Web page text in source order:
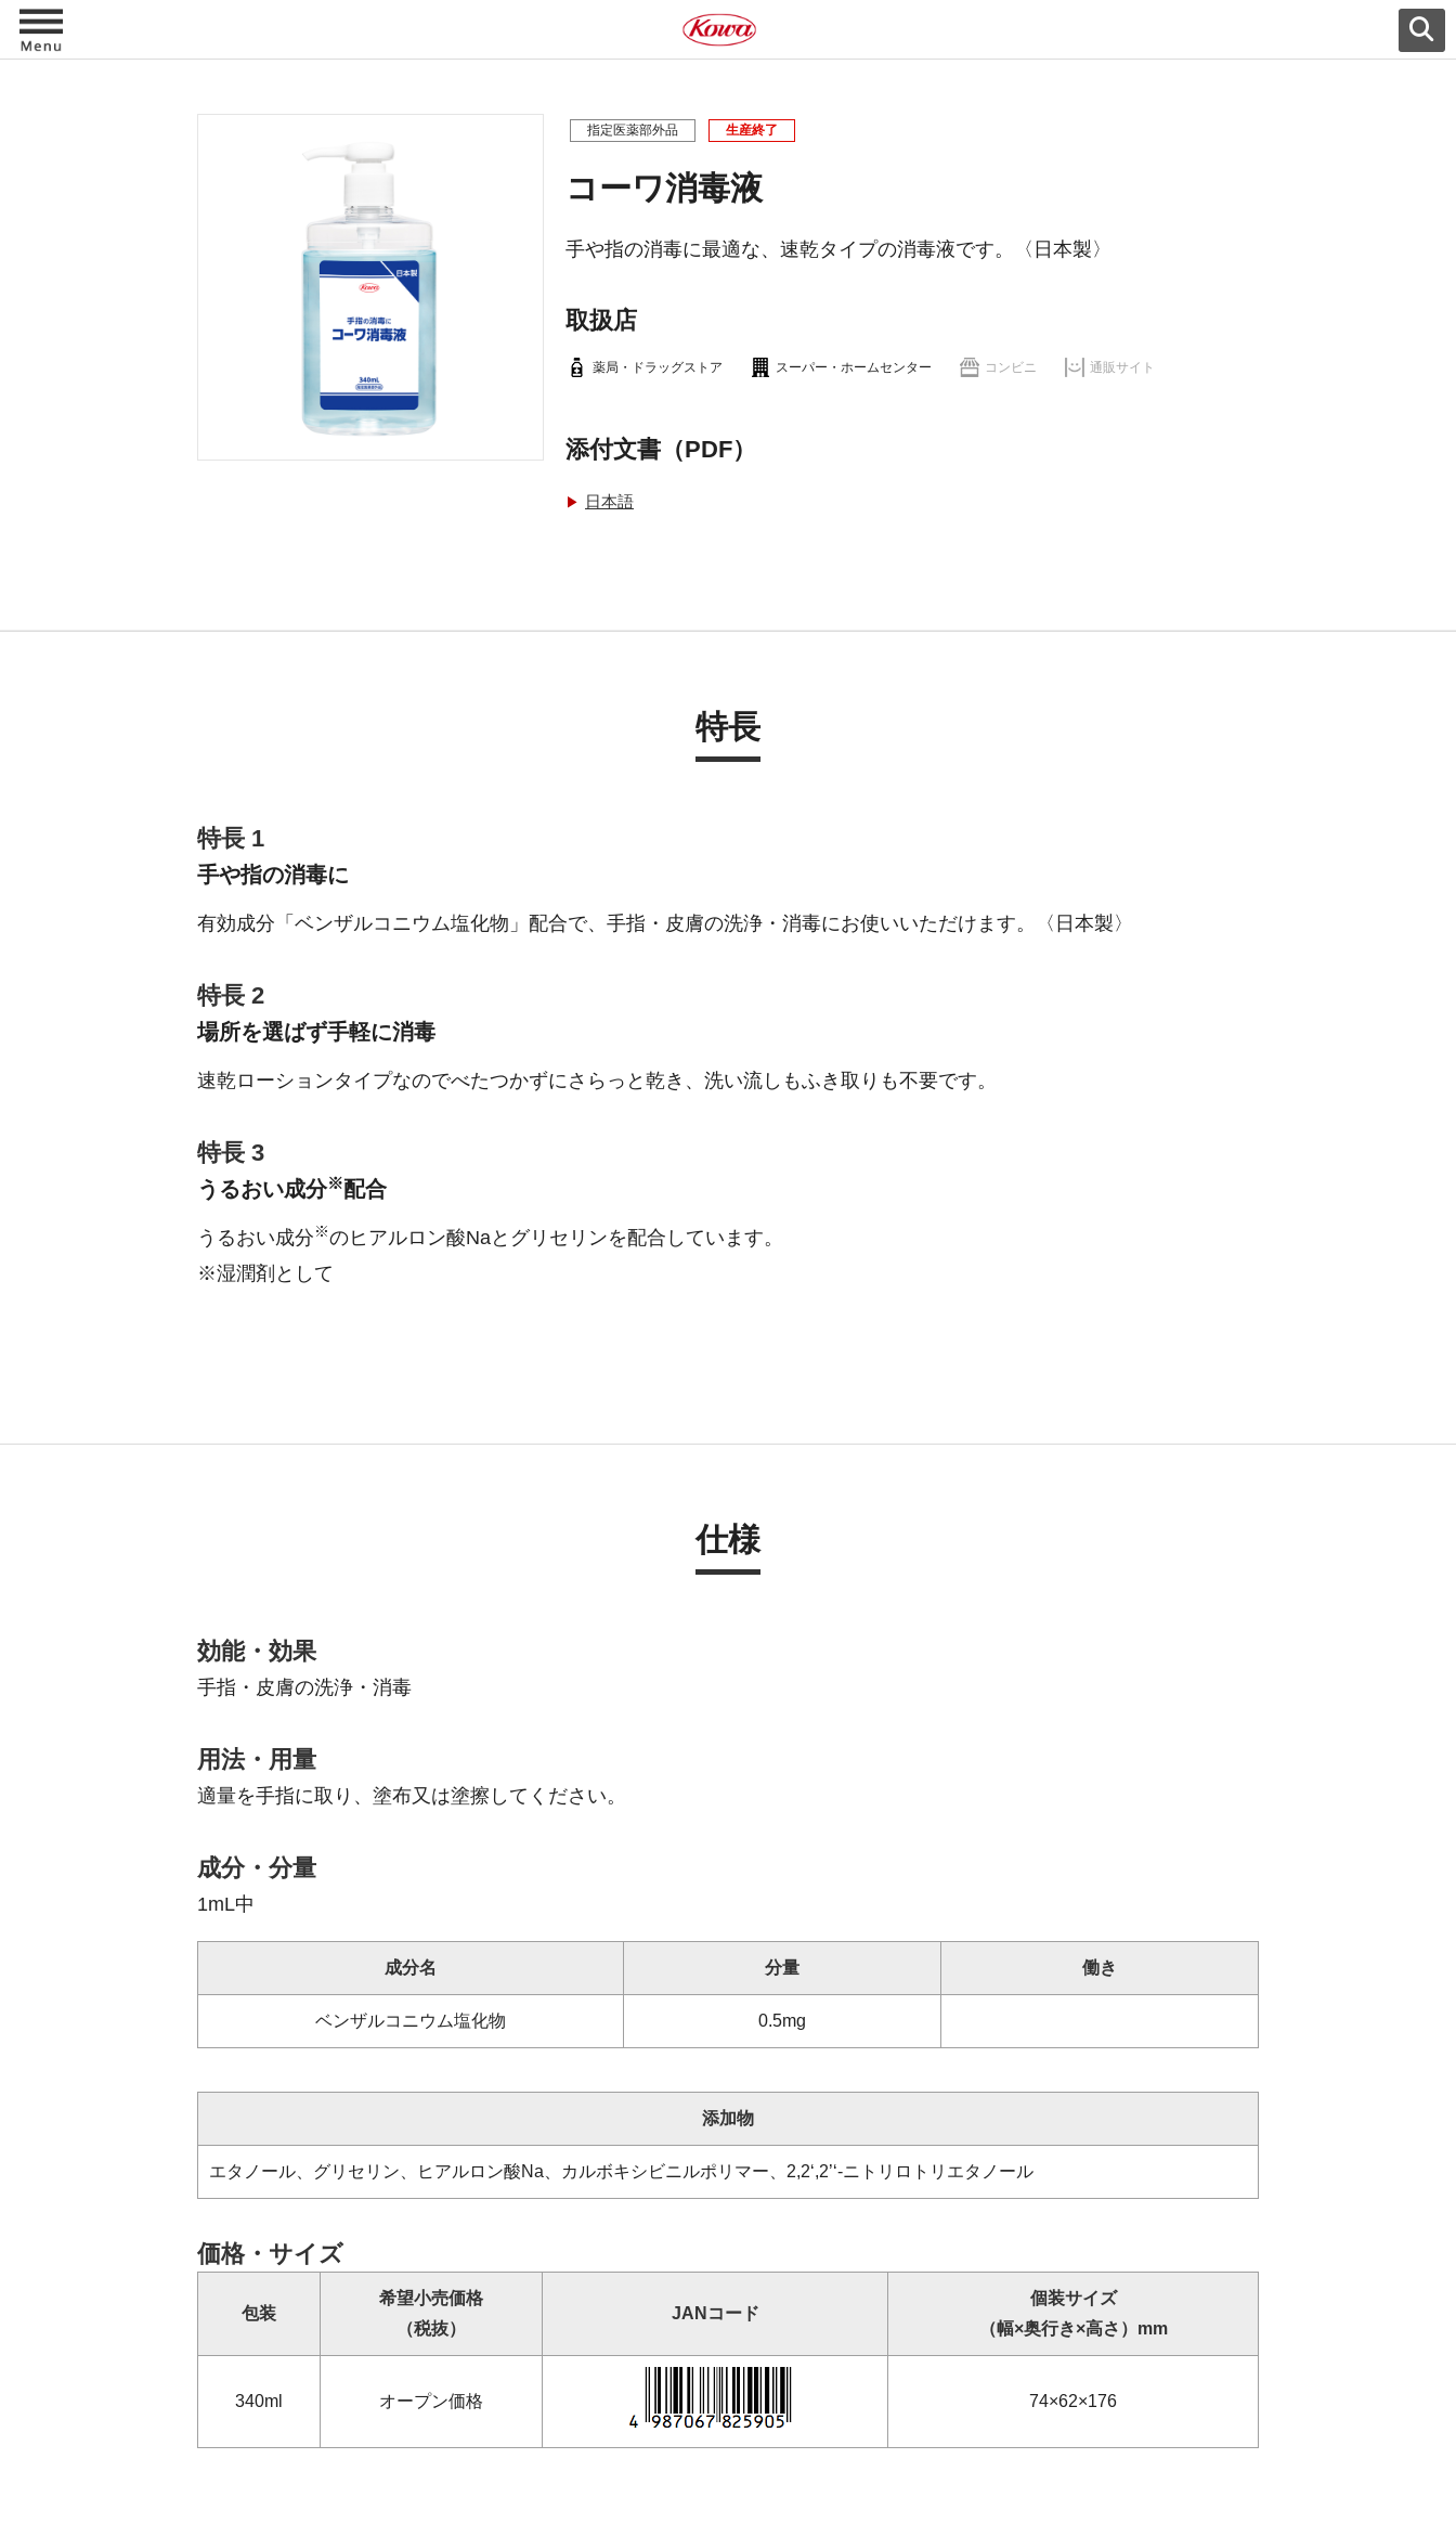
指定医薬部外品 生産終了
コーワ消毒液
手や指の消毒に最適な、速乾タイプの消毒液です。〈日本製〉
取扱店
薬局・ドラッグストア スーパー・ホームセンター コンビニ 通販サイト
添付文書（PDF）
日本語
特長
特長 1
手や指の消毒に
有効成分「ベンザルコニウム塩化物」配合で、手指・皮膚の洗浄・消毒にお使いいただけます。〈日本製〉
特長 2
場所を選ばず手軽に消毒
速乾ローションタイプなのでべたつかずにさらっと乾き、洗い流しもふき取りも不要です。
特長 3
うるおい成分※配合
うるおい成分※のヒアルロン酸Naとグリセリンを配合しています。
※湿潤剤として
仕様
効能・効果
手指・皮膚の洗浄・消毒
用法・用量
適量を手指に取り、塗布又は塗擦してください。
成分・分量
1mL中
成分名 分量 働き
ベンザルコニウム塩化物 0.5mg
添加物
エタノール、グリセリン、ヒアルロン酸Na、カルボキシビニルポリマー、2,2‘,2’‘-ニトリロトリエタノール
価格・サイズ
包装
希望小売価格
（税抜）
JANコード
個装サイズ
（幅×奥行き×高さ）mm
340ml オープン価格 74×62×176